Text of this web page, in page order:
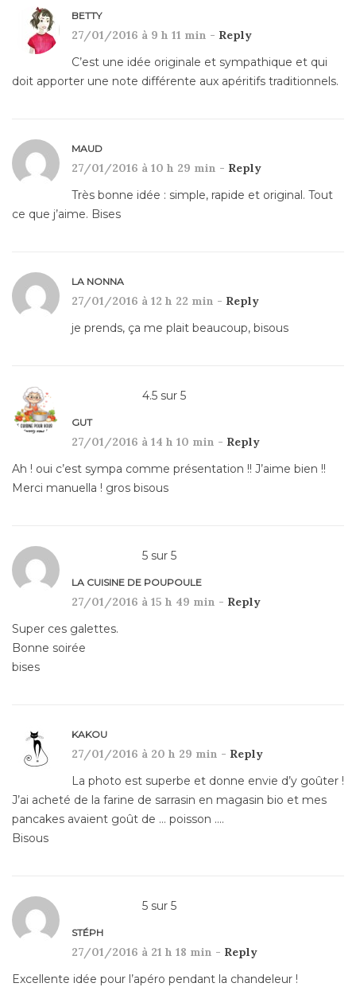
BETTY
27/01/2016 à 9 h 11 min - Reply
C’est une idée originale et sympathique et qui
doit apporter une note différente aux apéritifs traditionnels.
MAUD
27/01/2016 à 10 h 29 min - Reply
Très bonne idée : simple, rapide et original. Tout
ce que j’aime. Bises
LA NONNA
27/01/2016 à 12 h 22 min - Reply
je prends, ça me plait beaucoup, bisous
4.5 sur 5
GUT
27/01/2016 à 14 h 10 min - Reply
Ah ! oui c’est sympa comme présentation !! J’aime bien !!
Merci manuella ! gros bisous
5 sur 5
LA CUISINE DE POUPOULE
27/01/2016 à 15 h 49 min - Reply
Super ces galettes.
Bonne soirée
bises
KAKOU
27/01/2016 à 20 h 29 min - Reply
La photo est superbe et donne envie d’y goûter !
J’ai acheté de la farine de sarrasin en magasin bio et mes
pancakes avaient goût de … poisson ….
Bisous
5 sur 5
STÉPH
27/01/2016 à 21 h 18 min - Reply
Excellente idée pour l’apéro pendant la chandeleur !